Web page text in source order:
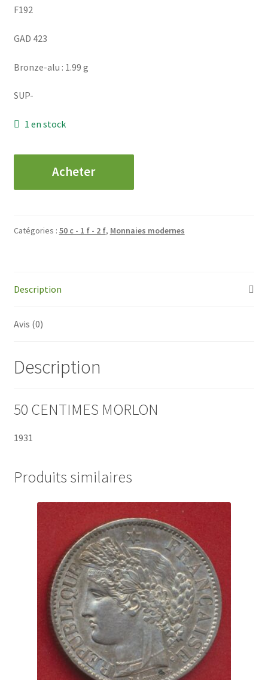
F192
GAD 423
Bronze-alu : 1.99 g
SUP-
1 en stock
50
-
Acheter
Catégories : 50 c - 1 f - 2 f, Monnaies modernes
Description
Avis (0)
Description
50 CENTIMES MORLON
1931
Produits similaires